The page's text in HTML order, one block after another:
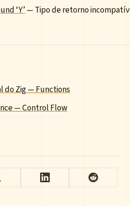
‘Y’— Tipo de retorno
do Zig — Functions
— Control Flow